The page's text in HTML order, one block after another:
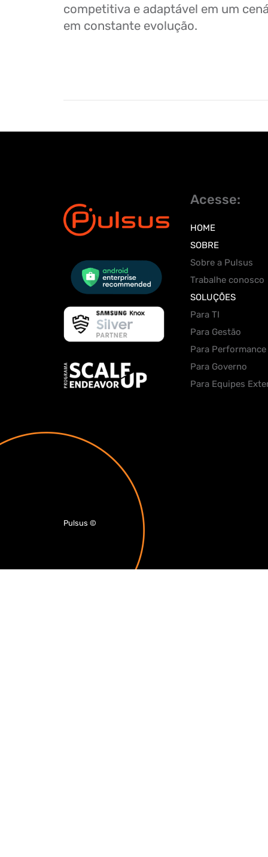
competitiva e adaptável em um
em constante evolução.
Acesse:
HOME
SOBRE
Sobre a Pulsus
Trabalhe conosco
SOLUÇÕES
Para TI
Para Gestão
Para Performance
Para Governo
Para Equipes
Pulsus ©